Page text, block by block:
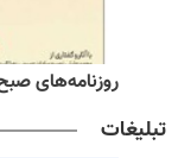
روزنامه‌های صبح
تبلیغات